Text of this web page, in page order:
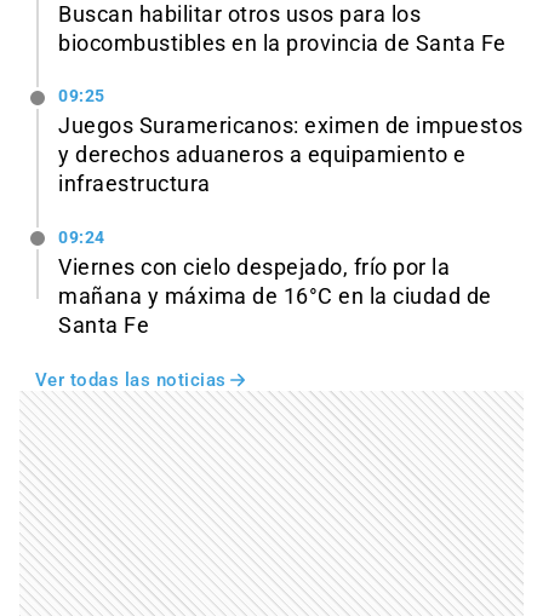
Buscan habilitar otros usos para los
biocombustibles en la provincia de Santa Fe
09:25
Juegos Suramericanos: eximen de impuestos
y derechos aduaneros a equipamiento e
infraestructura
09:24
Viernes con cielo despejado, frío por la
mañana y máxima de 16°C en la ciudad de
Santa Fe
Ver todas las noticias